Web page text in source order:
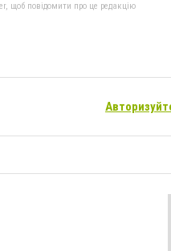
щоб повідомити про це редакцію